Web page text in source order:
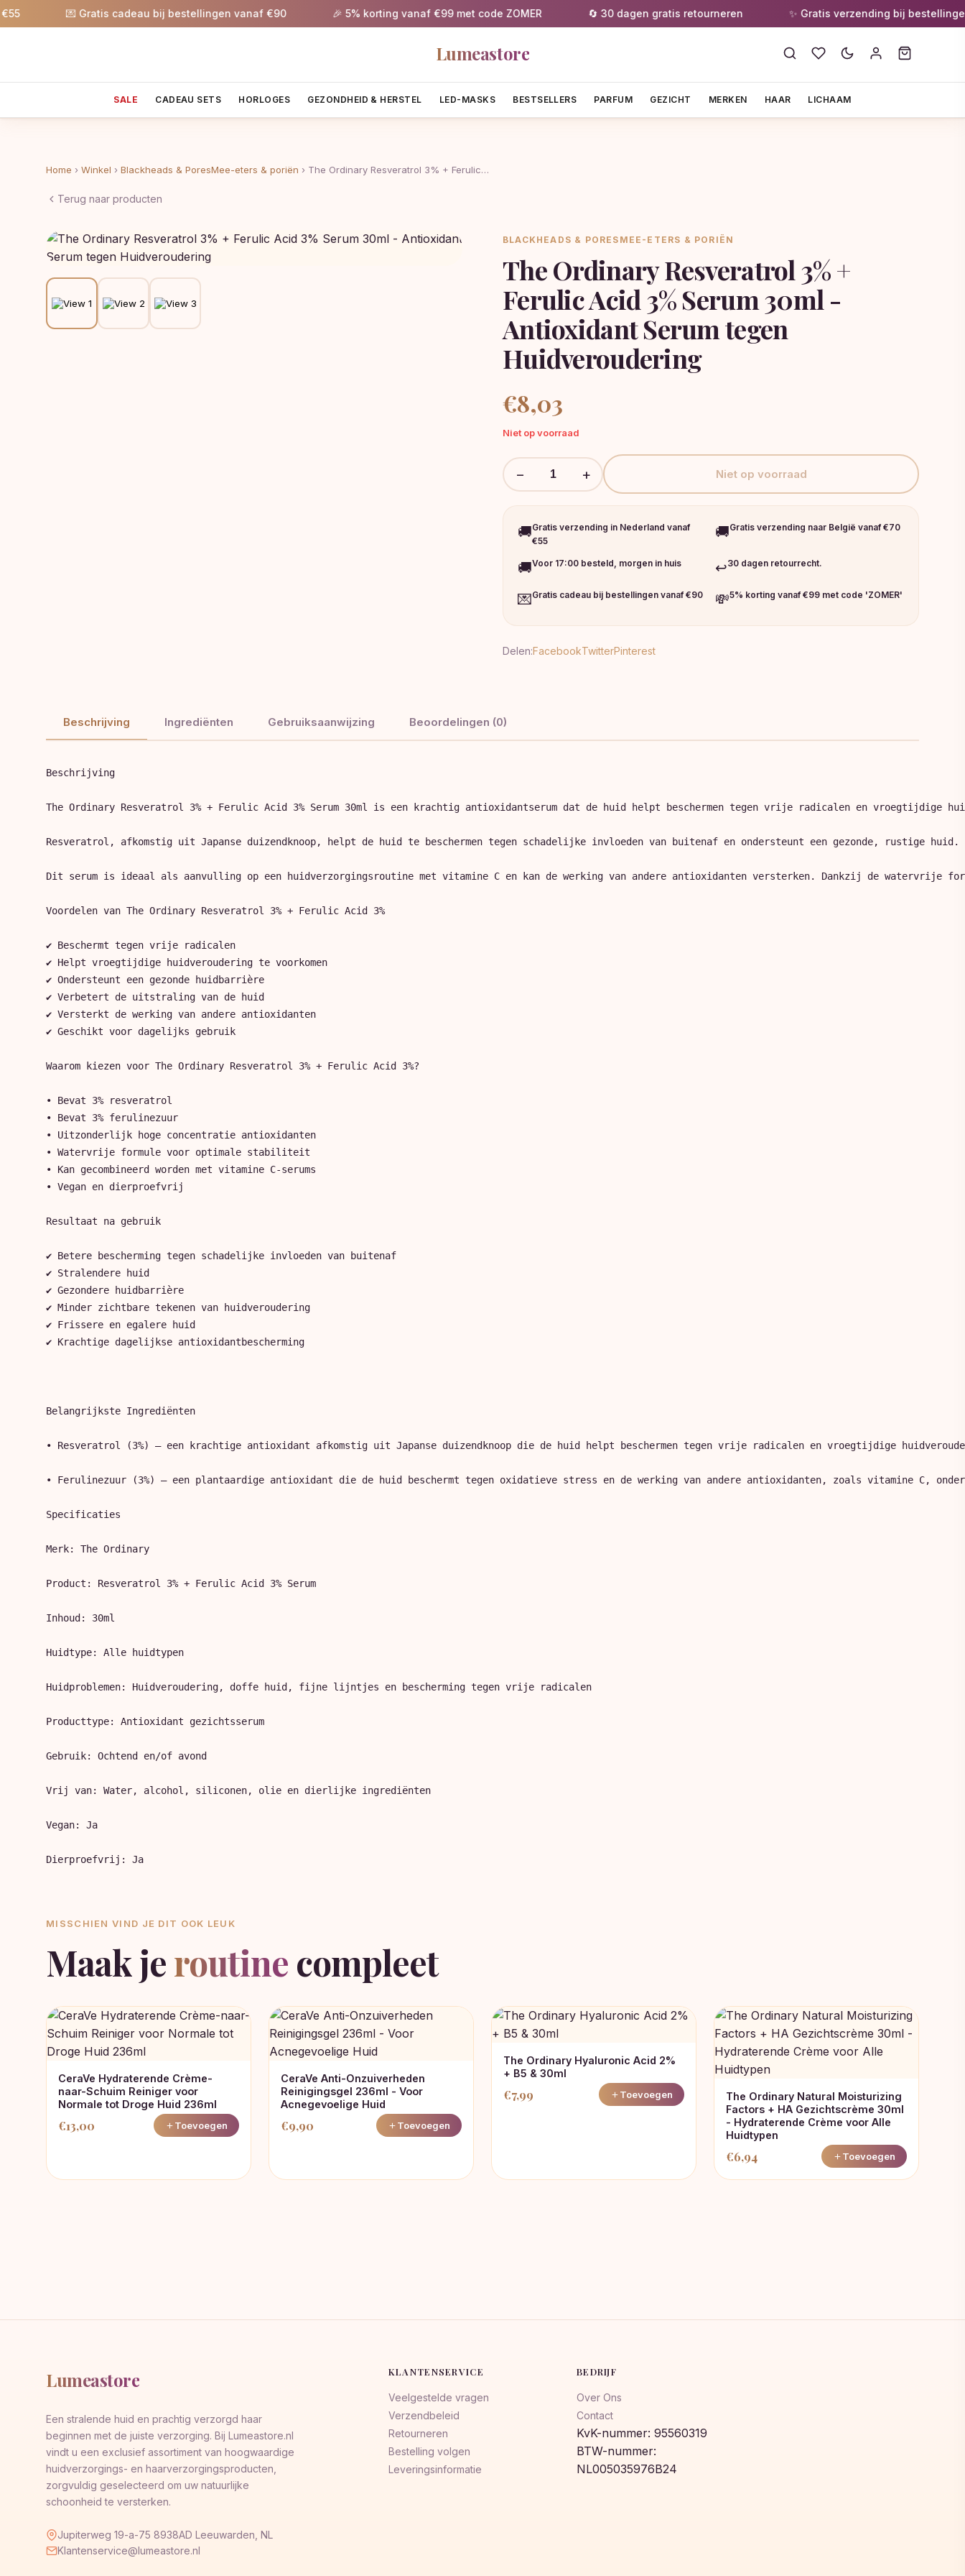
💌 Gratis cadeau bij bestellingen vanaf €90 🎉 5% korting vanaf €99 met code ZOMER 🔄 30 dagen gratis retourneren ✨ Gratis verzending bij bestellingen
Lumeastore
SALE CADEAU SETS HORLOGES GEZONDHEID & HERSTEL LED-MASKS BESTSELLERS PARFUM GEZICHT MERKEN HAAR LICHAAM
Home › Winkel › Blackheads & PoresMee-eters & poriën › The Ordinary Resveratrol 3% + Ferulic…
Terug naar producten
BLACKHEADS & PORESMEE-ETERS & PORIËN
The Ordinary Resveratrol 3% +
Ferulic Acid 3% Serum 30ml -
Antioxidant Serum tegen
Huidveroudering
€8,03
Niet op voorraad
− + Niet op voorraad
🚚Gratis verzending in Nederland vanaf
€55
🚚Gratis verzending naar België vanaf €70
🚚Voor 17:00 besteld, morgen in huis ↩️30 dagen retourrecht.
💌Gratis cadeau bij bestellingen vanaf €90 💸5% korting vanaf €99 met code 'ZOMER'
Delen:FacebookTwitterPinterest
Beschrijving Ingrediënten Gebruiksaanwijzing Beoordelingen (0)
Beschrijving
The Ordinary Resveratrol 3% + Ferulic Acid 3% Serum 30ml is een krachtig antioxidantserum dat de huid helpt beschermen tegen vrije radicalen en
Resveratrol, afkomstig uit Japanse duizendknoop, helpt de huid te beschermen tegen schadelijke invloeden van buitenaf en ondersteunt een gezonde,
Dit serum is ideaal als aanvulling op een huidverzorgingsroutine met vitamine C en kan de werking van andere antioxidanten versterken. Dankzij de
Voordelen van The Ordinary Resveratrol 3% + Ferulic Acid 3%
✔ Beschermt tegen vrije radicalen
✔ Helpt vroegtijdige huidveroudering te voorkomen
✔ Ondersteunt een gezonde huidbarrière
✔ Verbetert de uitstraling van de huid
✔ Versterkt de werking van andere antioxidanten
✔ Geschikt voor dagelijks gebruik
Waarom kiezen voor The Ordinary Resveratrol 3% + Ferulic Acid 3%?
• Bevat 3% resveratrol
• Bevat 3% ferulinezuur
• Uitzonderlijk hoge concentratie antioxidanten
• Watervrije formule voor optimale stabiliteit
• Kan gecombineerd worden met vitamine C-serums
• Vegan en dierproefvrij
Resultaat na gebruik
✔ Betere bescherming tegen schadelijke invloeden van buitenaf
✔ Stralendere huid
✔ Gezondere huidbarrière
✔ Minder zichtbare tekenen van huidveroudering
✔ Frissere en egalere huid
✔ Krachtige dagelijkse antioxidantbescherming
Belangrijkste Ingrediënten
• Resveratrol (3%) – een krachtige antioxidant afkomstig uit Japanse duizendknoop die de huid helpt beschermen tegen vrije radicalen en vroegtijdige
• Ferulinezuur (3%) – een plantaardige antioxidant die de huid beschermt tegen oxidatieve stress en de werking van andere antioxidanten, zoals vitamine C,
Specificaties
Merk: The Ordinary
Product: Resveratrol 3% + Ferulic Acid 3% Serum
Inhoud: 30ml
Huidtype: Alle huidtypen
Huidproblemen: Huidveroudering, doffe huid, fijne lijntjes en bescherming tegen vrije radicalen
Producttype: Antioxidant gezichtsserum
Gebruik: Ochtend en/of avond
Vrij van: Water, alcohol, siliconen, olie en dierlijke ingrediënten
Vegan: Ja
MISSCHIEN VIND JE DIT OOK LEUK
Maak jeroutine compleet
CeraVe Hydraterende Crème-
naar-Schuim Reiniger voor
Normale tot Droge Huid 236ml
€13,00 Toevoegen
CeraVe Anti-Onzuiverheden
Reinigingsgel 236ml - Voor
Acnegevoelige Huid
€9,90 Toevoegen
The Ordinary Hyaluronic Acid 2%
+ B5 & 30ml
€7,99 Toevoegen
The Ordinary Natural Moisturizing
Factors + HA Gezichtscrème 30ml
- Hydraterende Crème voor Alle
Huidtypen
€6,94 Toevoegen
Lumeastore
Een stralende huid en prachtig verzorgd haar
beginnen met de juiste verzorging. Bij Lumeastore.nl
vindt u een exclusief assortiment van hoogwaardige
huidverzorgings- en haarverzorgingsproducten,
zorgvuldig geselecteerd om uw natuurlijke
schoonheid te versterken.
Jupiterweg 19-a-75 8938AD Leeuwarden, NL
Klantenservice@lumeastore.nl
KLANTENSERVICE
Veelgestelde vragen
Verzendbeleid
Retourneren
Bestelling volgen
Leveringsinformatie
BEDRIJF
Over Ons
Contact
KvK-nummer: 95560319
BTW-nummer:
NL005035976B24